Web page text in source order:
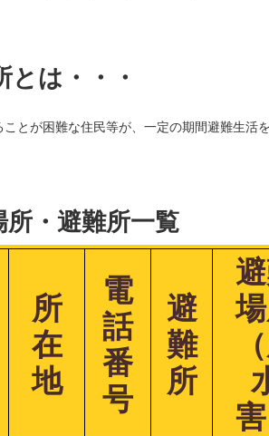
とは・・・
とが困難な住民等が、一定の期間避難生活
所・避難所一覧
所
在
地
電
話
番
号
避
難
所